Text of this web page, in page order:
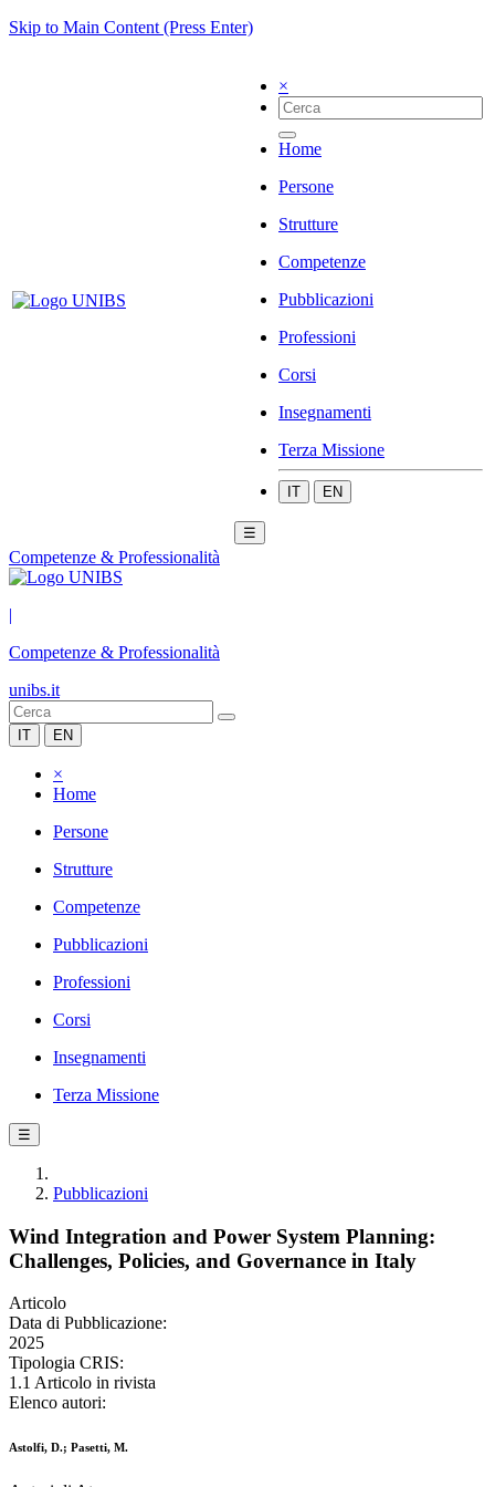
Skip to Main Content (Press Enter)
×
Home
Persone
Strutture
Competenze
Pubblicazioni
Professioni
Corsi
Insegnamenti
Terza Missione
IT EN
☰
Competenze & Professionalità
|
Competenze & Professionalità
unibs.it
IT EN
×
Home
Persone
Strutture
Competenze
Pubblicazioni
Professioni
Corsi
Insegnamenti
Terza Missione
☰
Pubblicazioni
Wind Integration and Power System Planning:
Challenges, Policies, and Governance in Italy
Articolo
Data di Pubblicazione:
2025
Tipologia CRIS:
1.1 Articolo in rivista
Elenco autori:
Astolfi, D.; Pasetti, M.